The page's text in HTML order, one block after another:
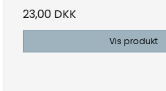
23,00 DKK
Vis produkt